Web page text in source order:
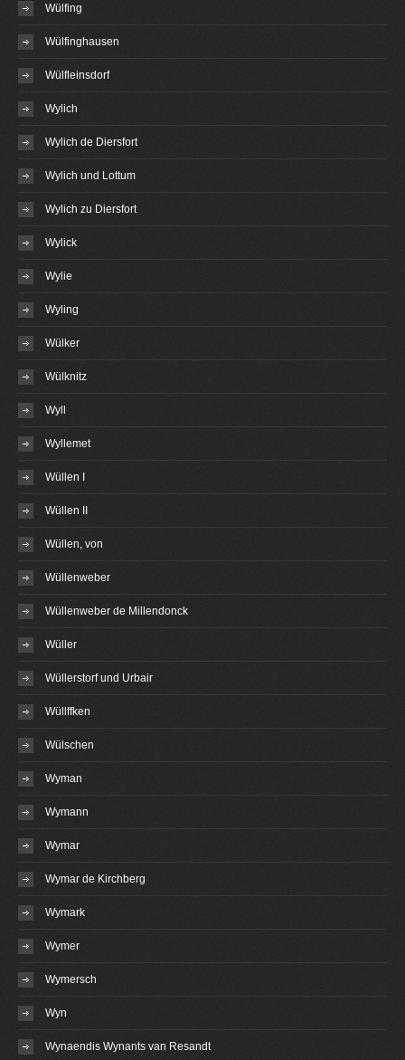
Wülfing
Wülfinghausen
Wülfleinsdorf
Wylich
Wylich de Diersfort
Wylich und Lottum
Wylich zu Diersfort
Wylick
Wylie
Wyling
Wülker
Wülknitz
Wyll
Wyllemet
Wüllen I
Wüllen II
Wüllen, von
Wüllenweber
Wüllenweber de Millendonck
Wüller
Wüllerstorf und Urbair
Wüllffken
Wülschen
Wyman
Wymann
Wymar
Wymar de Kirchberg
Wymark
Wymer
Wymersch
Wyn
Wynaendis Wynants van Resandt